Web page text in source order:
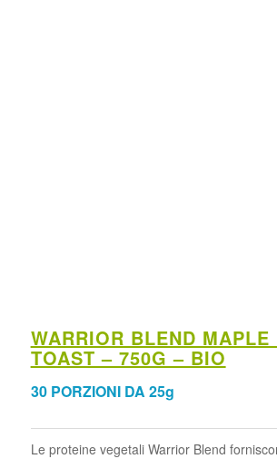
WARRIOR BLEND MAPLE
TOAST – 750G – BIO
30 PORZIONI DA 25g
Le proteine vegetali Warrior Blend